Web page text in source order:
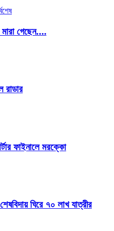
গেছেন….
ফাইনালে মরক্কো
ঘিরে ৭০ লাখ যাত্রীর